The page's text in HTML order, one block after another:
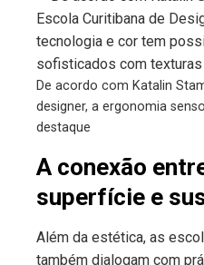
De acordo com Katalin
designer, a ergonomia
destaque
A conexão
superfície e
Além da estética, as
também dialogam com